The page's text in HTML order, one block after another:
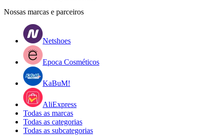
Nossas marcas e parceiros
Netshoes
Epoca Cosméticos
KaBuM!
AliExpress
Todas as marcas
Todas as categorias
Todas as subcategorias